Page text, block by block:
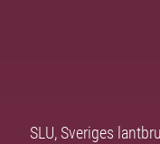
SLU, Sveriges